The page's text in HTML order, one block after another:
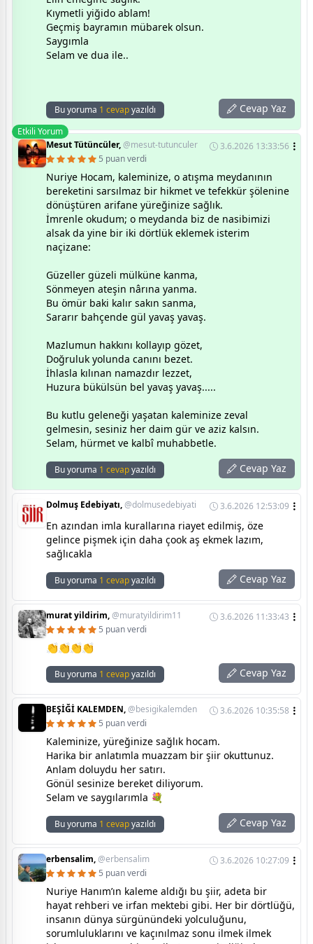
Kıymetli yiğido ablam!
Geçmiş bayramın mübarek olsun.
Saygımla
Selam ve dua ile..
Bu yoruma 1 cevapyazıldı Cevap Yaz
Etkili Yorum
Mesut Tütüncüler,@mesut-tutunculer
3.6.2026 13:33:56
5 puan verdi
Nuriye Hocam, kaleminize, o atışma meydanının
bereketini sarsılmaz bir hikmet ve tefekkür şölenine
dönüştüren arifane yüreğinize sağlık.
İmrenle okudum; o meydanda biz de nasibimizi
alsak da yine bir iki dörtlük eklemek isterim
naçizane:
Güzeller güzeli mülküne kanma,
Sönmeyen ateşin nârına yanma.
Bu ömür baki kalır sakın sanma,
Sararır bahçende gül yavaş yavaş.
Mazlumun hakkını kollayıp gözet,
Doğruluk yolunda canını bezet.
İhlasla kılınan namazdır lezzet,
Huzura bükülsün bel yavaş yavaş.....
Bu kutlu geleneği yaşatan kaleminize zeval
gelmesin, sesiniz her daim gür ve aziz kalsın.
Selam, hürmet ve kalbî muhabbetle.
Bu yoruma 1 cevapyazıldı Cevap Yaz
Dolmuş Edebiyatı,@dolmusedebiyati 3.6.2026 12:53:09
En azından imla kurallarına riayet edilmiş, öze
gelince pişmek için daha çook aş ekmek lazım,
sağlıcakla
Bu yoruma 1 cevapyazıldı Cevap Yaz
murat yildirim,@muratyildirim11
3.6.2026 11:33:43
5 puan verdi
👏👏👏👏
Bu yoruma 1 cevapyazıldı Cevap Yaz
BEŞİĞİ KALEMDEN,@besigikalemden
3.6.2026 10:35:58
5 puan verdi
Kaleminize, yüreğinize sağlık hocam.
Harika bir anlatımla muazzam bir şiir okuttunuz.
Anlam doluydu her satırı.
Gönül sesinize bereket diliyorum.
Selam ve saygılarımla 💐
Bu yoruma 1 cevapyazıldı Cevap Yaz
erbensalim,@erbensalim
3.6.2026 10:27:09
5 puan verdi
Nuriye Hanım’ın kaleme aldığı bu şiir, adeta bir
hayat rehberi ve irfan mektebi gibi. Her bir dörtlüğü,
insanın dünya sürgünündeki yolculuğunu,
sorumluluklarını ve kaçınılmaz sonu ilmek ilmek